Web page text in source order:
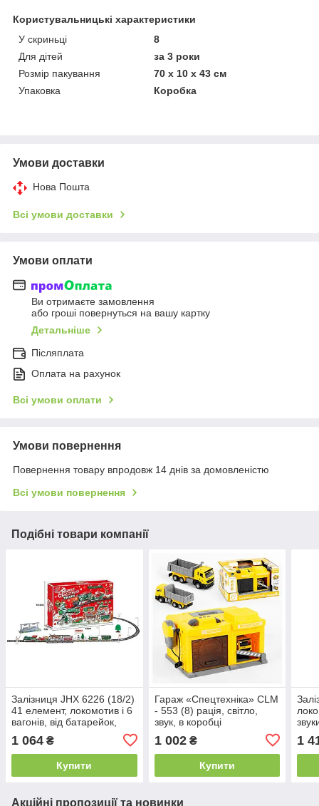
Користувальницькі характеристики
У скриньці
8
Для дітей
за 3 роки
Розмір пакування
70 х 10 х 43 см
Упаковка
Коробка
Умови доставки
Нова Пошта
Всі умови доставки
Умови оплати
Ви отримаєте замовлення
або гроші повернуться на вашу картку
Детальніше
Післяплата
Оплата на рахунок
Всі умови оплати
Умови повернення
Повернення товару впродовж 14 днів за домовленістю
Всі умови повернення
Подібні товари компанії
Залізниця JHX 6226 (18/2)
41 елемент, локомотив і 6
вагонів, від батарейок,
мелодія, підсвічування, в
коробці
1 064 ₴
Купити
Гараж «Спецтехніка» CLM
- 553 (8) рація, світло,
звук, в коробці
1 002₴
Купити
1
Акційні пропозиції та новинки